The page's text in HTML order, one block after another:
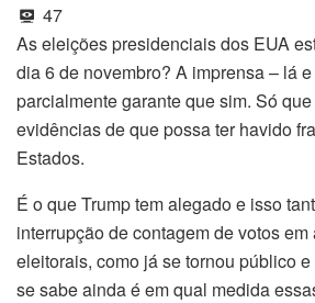
47
As eleições presidenciais dos EUA
dia 6 de novembro? A imprensa – lá
parcialmente garante que sim. Só
evidências de que possa ter havido
Estados.
É o que Trump tem alegado e isso
interrupção de contagem de votos
eleitorais, como já se tornou público
se sabe ainda é em qual medida